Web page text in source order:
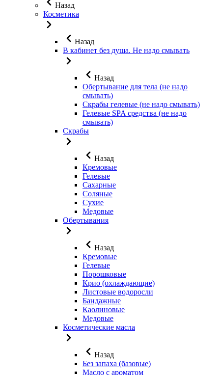
Назад
Косметика
Назад
В кабинет без душа. Не надо смывать
Назад
Обертывание для тела (не надо
смывать)
Скрабы гелевые (не надо смывать)
Гелевые SPA средства (не надо
смывать)
Скрабы
Назад
Кремовые
Гелевые
Сахарные
Соляные
Сухие
Медовые
Обертывания
Назад
Кремовые
Гелевые
Порошковые
Крио (охлаждающие)
Листовые водоросли
Бандажные
Каолиновые
Медовые
Косметические масла
Назад
Без запаха (базовые)
Масло с ароматом